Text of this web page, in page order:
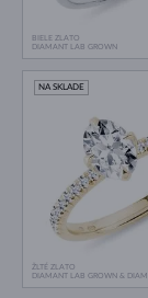
BIELE ZLATO
DIAMANT LAB GROWN
ŽLTÉ ZLATO
DIAMANT LAB GROWN &
NA SKLADE